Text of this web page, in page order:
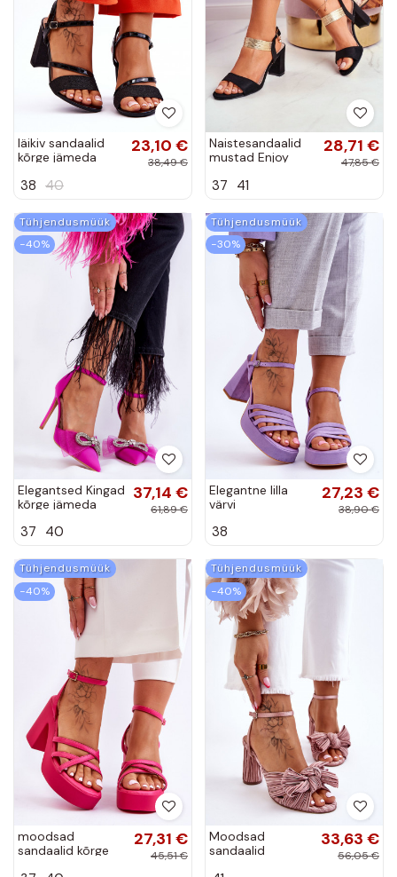
läikiv sandaalid
kõrge jämeda
Alicia
23,10 €
38,49 €
38 40
Naistesandaalid
mustad Enjoy
28,71 €
47,85 €
37 41
Tühjendusmüük
−40%
Elegantsed Kingad
kõrge jämeda
lipsukesega
Hettie
37,14 €
61,89 €
37 40
Tühjendusmüük
−30%
Elegantne lilla
värvi
kõrged kontsad
Verda
27,23 €
38,90 €
38
Tühjendusmüük
−40%
moodsad
sandaalid kõrge
27,31 €
45,51 €
Tühjendusmüük
−40%
Moodsad
sandaalid
33,63 €
56,05 €